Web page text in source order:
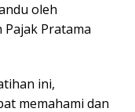
oleh
Pratama
ini,
memahami dan